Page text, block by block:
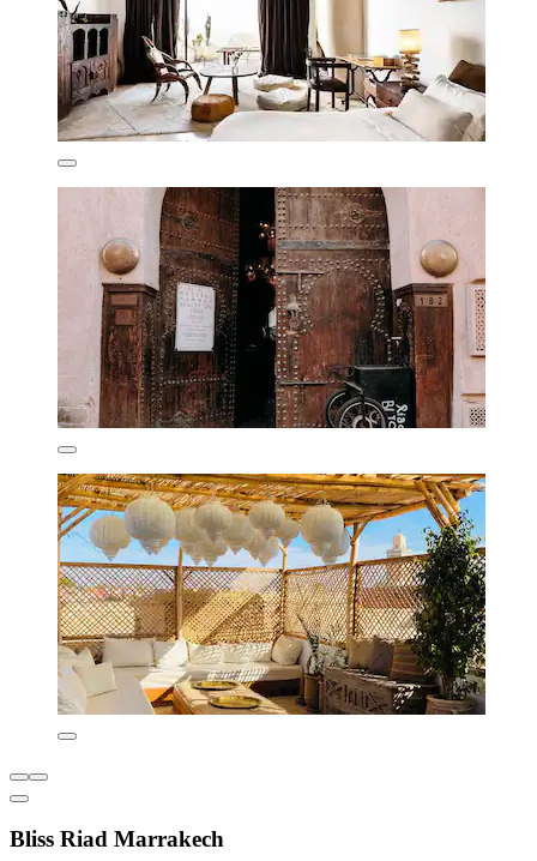
Bliss Riad Marrakech